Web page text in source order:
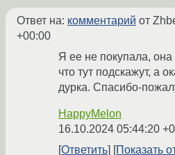
Ответ на: комментарий от
+00:00
Я ее не покупала,
что тут подскажут, а
дурка. Спасибо-
HappyMelon
16.10.2024 05:44:20
Ответить Показать